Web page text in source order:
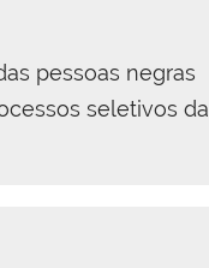
pessoas negras
seletivos da